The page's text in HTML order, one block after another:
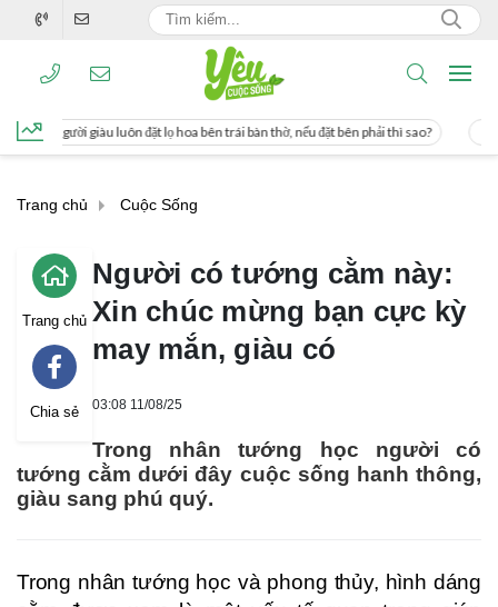
hoa bên trái bàn thờ, nếu đặt bên phải thì sao? Cách uống nước mía giúp
Trang chủ Cuộc Sống
Trang chủ
Chia sẻ
Người có tướng cằm này:
Xin chúc mừng bạn cực kỳ
may mắn, giàu có
03:08 11/08/25
Trong nhân tướng học người có
tướng cằm dưới đây cuộc sống hanh thông,
giàu sang phú quý.
Trong nhân tướng học và phong thủy, hình dáng